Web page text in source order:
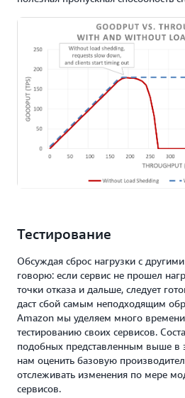
Тестирование
Обсуждая сброс нагрузки с
говорю: если сервис не прошел
точки отказа и дальше, следует
даст сбой самым неподходящим
Amazon мы уделяем много
тестированию своих сервисов.
подобных представленным выше в
нам оценить базовую
отслеживать изменения по мере
сервисов.